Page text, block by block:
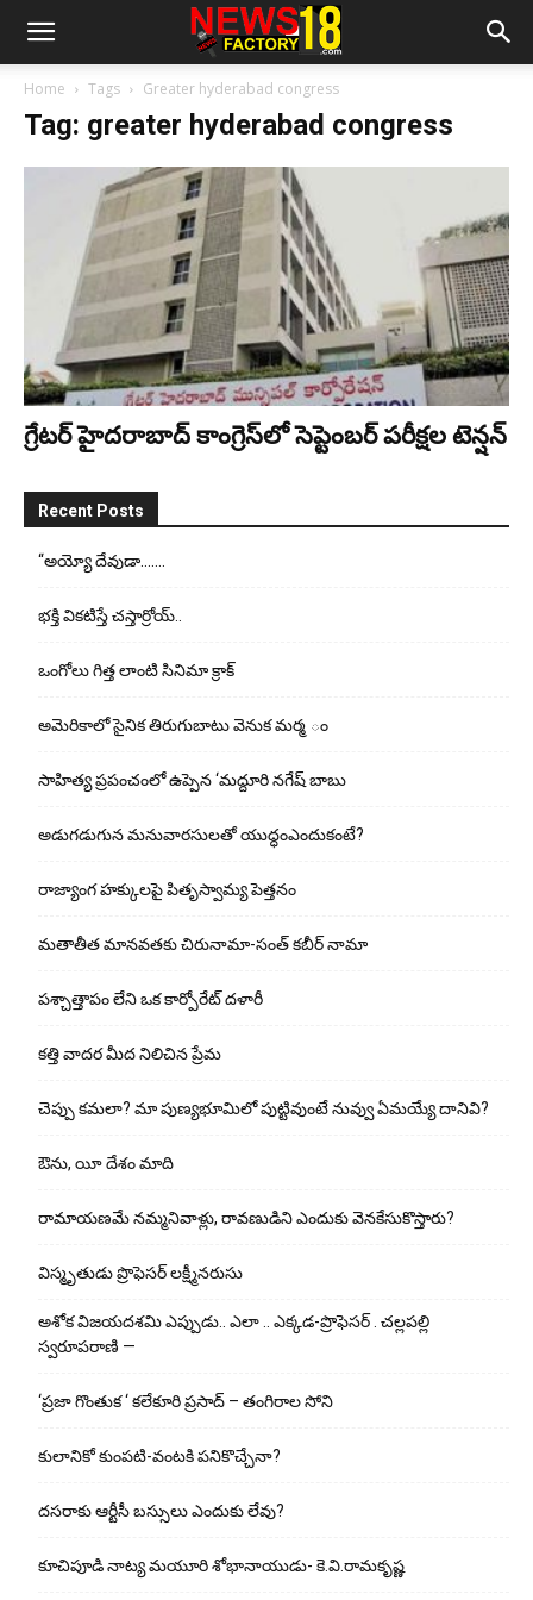
Home Tags Greater hyderabad congress
Tag: greater hyderabad congress
గ్రేట‌ర్ హైద‌రాబాద్ కాంగ్రెస్‌లో సెప్టెంబ‌ర్ ప‌రీక్ష‌ల టెన్ష‌న్‌
Recent Posts
“అయ్యో దేవుడా…….
భ‌క్తి విక‌టిస్తే చ‌స్తార్రోయ్‌..
ఒంగోలు గిత్త లాంటి సినిమా క్రాక్
అమెరికాలో సైనిక తిరుగుబాటు వెనుక మర్మ ం
సాహిత్య ప్రపంచంలో ఉప్పెన ‘మద్దూరి నగేష్ బాబు
అడుగ‌డుగున మ‌నువార‌సుల‌తో యుద్ధంఎందుకంటే?
రాజ్యాంగ హక్కులపై పితృస్వామ్య పెత్తనం
మతాతీత మానవతకు చిరునామా-సంత్ కబీర్ నామా
పశ్చాత్తాపం లేని ఒక కార్పోరేట్ దళారీ
కత్తి వాదర మీద నిలిచిన ప్రేమ
చెప్పు క‌మ‌లా? మా పుణ్యభూమిలో పుట్టివుంటే నువ్వు ఏమయ్యే దానివి?
ఔను, యీ దేశం మాది
రామాయణమే నమ్మనివాళ్లు, రావణుడిని ఎందుకు వెనకేసుకొస్తారు?
విస్మృతుడు ప్రొఫెసర్ లక్ష్మీనరుసు
అశోక విజ‌య‌ద‌శ‌మి ఎప్పుడు.. ఎలా .. ఎక్క‌డ‌-ప్రొఫెసర్ . చల్లపల్లి
స్వరూపరాణి —
‘ప్రజా గొంతుక ‘ కలేకూరి ప్రసాద్ – తంగిరాల సోని
కులానికో కుంప‌టి-వంట‌కి ప‌నికొచ్చేనా?
ద‌స‌రాకు ఆర్టీసీ బ‌స్సులు ఎందుకు లేవు?
కూచిపూడి నాట్య మ‌యూరి శోభానాయుడు- కె.వి.రామకృష్ణ